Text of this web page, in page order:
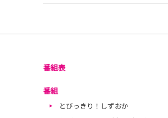
番組表
番組
とびっきり！しずおか